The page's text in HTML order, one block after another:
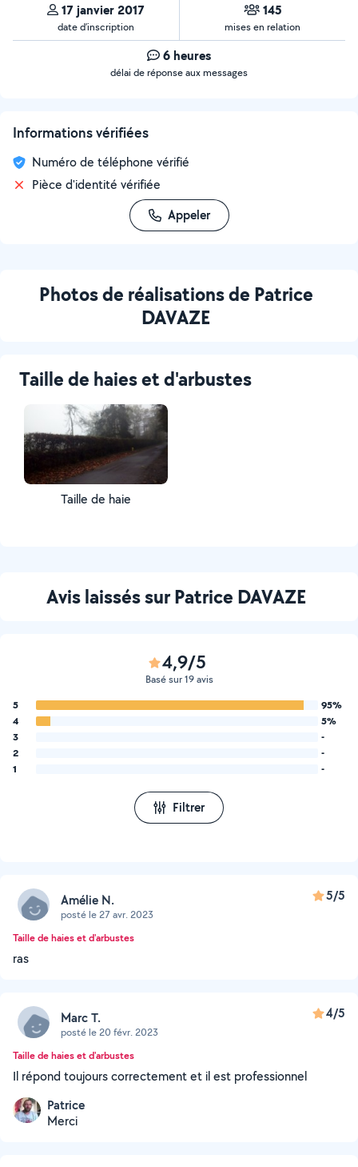
17 janvier 2017
date d’inscription
145
mises en relation
6 heures
délai de réponse aux messages
Informations vérifiées
Numéro de téléphone vérifié
Pièce d'identité vérifiée
Appeler
Photos de réalisations de Patrice
DAVAZE
Taille de haies et d'arbustes
Taille de haie
Avis laissés sur Patrice DAVAZE
4,9/5
Basé sur 19 avis
5
95%
4
5%
3
-
2
-
1
-
Filtrer
Amélie N.
posté le 27 avr. 2023
5/5
Taille de haies et d'arbustes
ras
Marc T.
posté le 20 févr. 2023
4/5
Taille de haies et d'arbustes
Il répond toujours correctement et il est professionnel
Patrice
Merci